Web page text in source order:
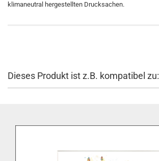
klimaneutral hergestellten Drucksachen.
Dieses Produkt ist z.B. kompatibel zu: